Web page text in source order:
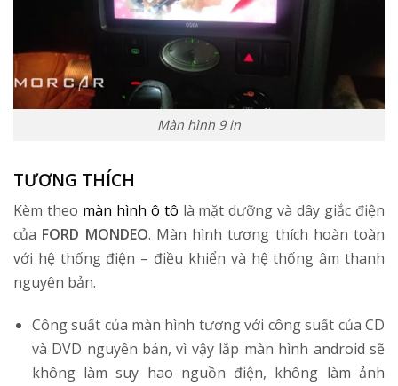
Màn hình 9 in
TƯƠNG THÍCH
Kèm theo màn hình ô tô là mặt dưỡng và dây giắc điện
của FORD MONDEO. Màn hình tương thích hoàn toàn
với hệ thống điện – điều khiển và hệ thống âm thanh
nguyên bản.
Công suất của màn hình tương với công suất của CD
và DVD nguyên bản, vì vậy lắp màn hình android sẽ
không làm suy hao nguồn điện, không làm ảnh